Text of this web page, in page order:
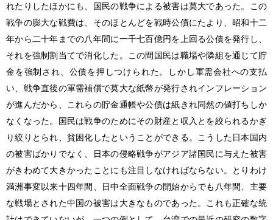
れたりしたほかにも、国民の戦争による被害は莫大であった。この
戦争の膨大な戦費は、そのほとんどを戦時公債にたより、昭和十二
年から二十年までの八年間に一千七百億円を上回る公債を発行し、
それを強制割当てで消化した。この間国民は職場や隣組を通じて貯
金を強制され、公債を押しつけられた。しかし軍需会社への支払
い、戦争直後の軍需補償で莫大な紙幣が発行されインフレーション
が進んだから、これらの貯金通帳や公債は紙きれ同然の値打ちしか
なくなった。国民は戦争のためにその財産と収入とを絞られるかぎ
り絞りとられ、貧困化したということができる。こうした日本国内
の被害ばかりでなく、日本の侵略戦争がアジア諸国民に与えた被害
がきわめて大きかったことにも注目しなければならない。とりわけ
満洲事変以来十四年間、日中全面戦争の開始からでも八年間、主要
な戦場とされた中国の被害は大きなものであった。これも正確な統